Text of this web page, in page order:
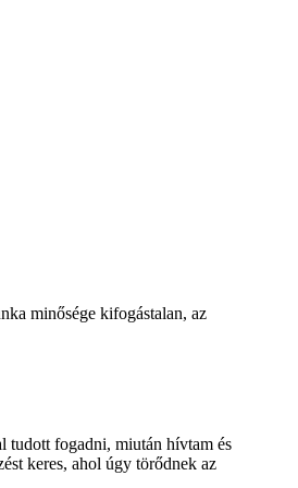
minősége kifogástalan, az
tudott fogadni, miután hívtam és
keres, ahol úgy törődnek az